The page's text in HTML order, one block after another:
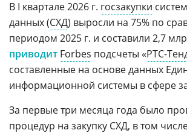
В I квартале 2026 г. госзакупки
данных (СХД) выросли на 75% по
периодом 2025 г. и составили 2,7
приводит Forbes подсчеты «РТС-
составленные на основе данных
информационной системы в сфере
За первые три месяца года было
процедур на закупку СХД, в том